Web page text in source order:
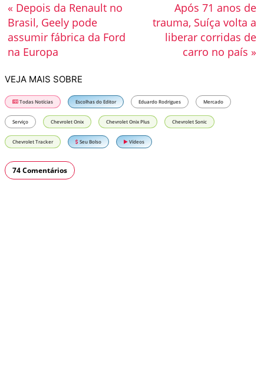
Após 71 anos de
trauma, Suíça volta a
liberar corridas de
carro no país »
« Depois da Renault no
Brasil, Geely pode
assumir fábrica da Ford
na Europa
VEJA MAIS SOBRE
Todas Notícias Escolhas do Editor Eduardo Rodrigues Mercado
Serviço Chevrolet Onix Chevrolet Onix Plus Chevrolet Sonic
Chevrolet Tracker Seu Bolso Vídeos
74 Comentários